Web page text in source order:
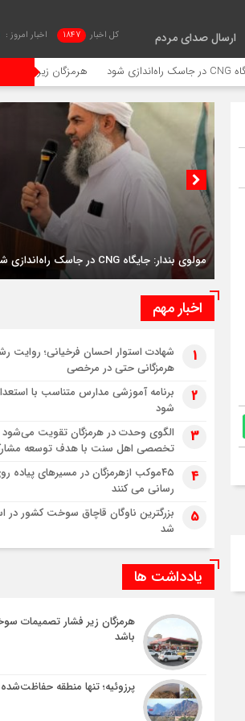
ارسال صدای مردم کل اخبار 1847 اخبار امروز :
هرمزگان زیر فشار
مولوی بندار: جایگاه CNG در جاسک راه‌اندازی شود
اخبار مهم
1
شهادت استوار احسان فرخیانی؛ روایت
هرمزگانی حتی در مرخصی
2
برنامه آموزشی مدارس متناسب با
شود
3
الگوی وحدت در هرمزگان تقویت می‌شود
تخصصی اهل سنت با هدف توسعه
4
۴۵موکب ازهرمزگان در مسیرهای پیاده
رسانی می کنند
5
بزرگترین ناوگان قاچاق سوخت کشور در
شد
یادداشت ها
هرمزگان زیر فشار تصمیمات
باشد
پرزوئیه؛ تنها منطقه